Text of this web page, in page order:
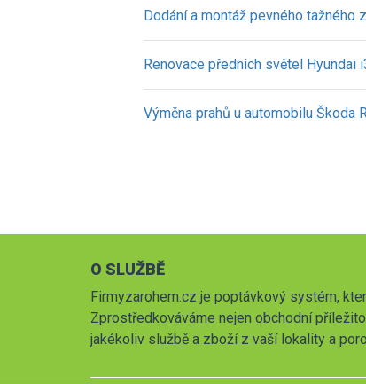
Dodání a montáž pevného tažného
Renovace předních světel Hyundai
Výměna prahů u automobilu Škoda
O SLUŽBĚ
Firmyzarohem.cz je poptávkový systém,
Zprostředkováváme nejen obchodní
jakékoliv službě a zboží z vaší lokality a